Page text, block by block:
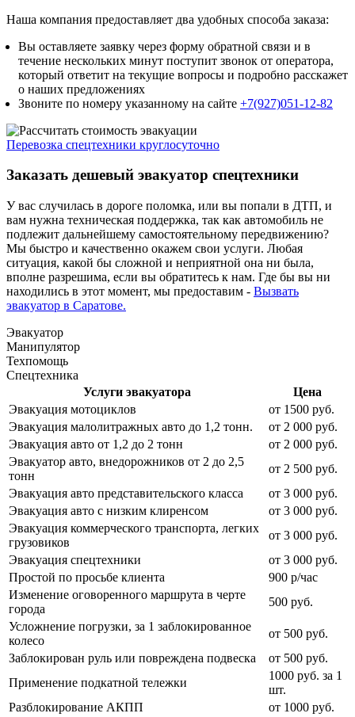
Наша компания предоставляет два удобных способа заказа:
Вы оставляете заявку через форму обратной связи и в
течение нескольких минут поступит звонок от оператора,
который ответит на текущие вопросы и подробно расскажет
о наших предложениях
Звоните по номеру указанному на сайте +7(927)051-12-82
Перевозка спецтехники круглосуточно
Заказать дешевый эвакуатор спецтехники
У вас случилась в дороге поломка, или вы попали в ДТП, и
вам нужна техническая поддержка, так как автомобиль не
подлежит дальнейшему самостоятельному передвижению?
Мы быстро и качественно окажем свои услуги. Любая
ситуация, какой бы сложной и неприятной она ни была,
вполне разрешима, если вы обратитесь к нам. Где бы вы ни
находились в этот момент, мы предоставим - Вызвать
эвакуатор в Саратове.
Эвакуатор
Манипулятор
Техпомощь
Спецтехника
Услуги эвакуатора
Цена
Эвакуация мотоциклов
от 1500 руб.
Эвакуация малолитражных авто до 1,2 тонн.
от 2 000 руб.
Эвакуация авто от 1,2 до 2 тонн
от 2 000 руб.
Эвакуатор авто, внедорожников от 2 до 2,5
тонн
от 2 500 руб.
Эвакуация авто представительского класса
от 3 000 руб.
Эвакуация авто с низким клиренсом
от 3 000 руб.
Эвакуация коммерческого транспорта, легких
грузовиков
от 3 000 руб.
Эвакуация спецтехники
от 3 000 руб.
Простой по просьбе клиента
900 р/час
Изменение оговоренного маршрута в черте
города
500 руб.
Усложнение погрузки, за 1 заблокированное
колесо
от 500 руб.
Заблокирован руль или повреждена подвеска
от 500 руб.
Применение подкатной тележки
1000 руб. за 1
шт.
Разблокирование АКПП
от 1000 руб.